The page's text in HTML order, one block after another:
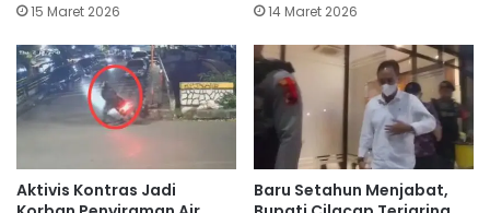
15 Maret 2026 14 Maret 2026
Aktivis Kontras Jadi
Baru Setahun Menjabat,